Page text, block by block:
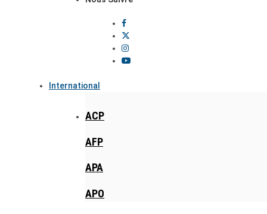
International
ACP
AFP
APA
APO